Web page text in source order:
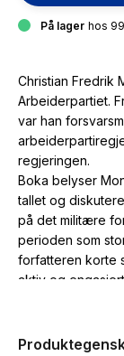
På lager hos
Christian Fredrik
Arbeiderpartiet.
var han
regjeringen.
Boka belyser
tallet og
på det militære
perioden som
forfatteren korte
aktiv og